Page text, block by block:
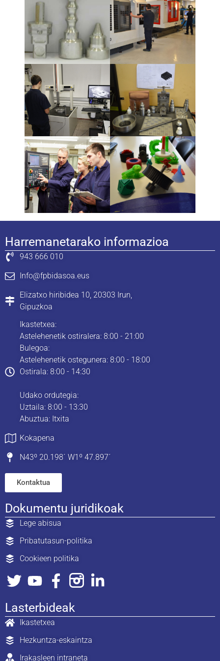
Harremanetarako informazioa
943 666 010
Info@fpbidasoa.eus
Elizatxo hiribidea 10, 20303 Irun,
Gipuzkoa
Ikastetxea:
Astelehenetik ostiralera: 8:00 - 21:00
Bulegoa:
Astelehenetik ostegunera: 8:00 - 18:00
Ostirala: 8:00 - 14:30
Udako ordutegia:
Uztaila: 8:00 - 13:30
Abuztua: Itxita
Kokapena
N43º 20.198´ W1º 47.897´
Kontaktua
Dokumentu juridikoak
Lege abisua
Pribatutasun-politika
Cookieen politika
Lasterbideak
Ikastetxea
Hezkuntza-eskaintza
Irakasleen intraneta